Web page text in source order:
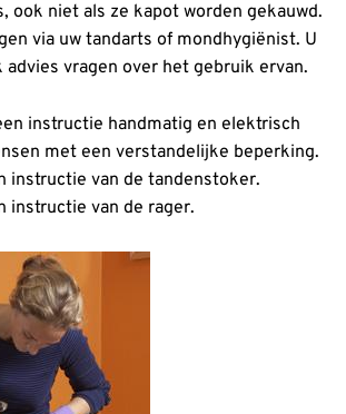
ook niet als ze kapot worden gekauwd.
via uw tandarts of mondhygiënist. U
advies vragen over het gebruik ervan.
instructie handmatig en elektrisch
met een verstandelijke beperking.
instructie van de tandenstoker.
instructie van de rager.